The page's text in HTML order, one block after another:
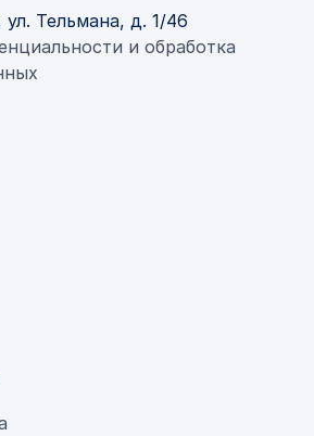
Тельмана, д. 1/46
и обработка